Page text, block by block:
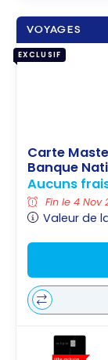
VOYAGES
EXCLUSIF
Carte
Banque
Aucuns
Fin le 4 Nov
Valeur de